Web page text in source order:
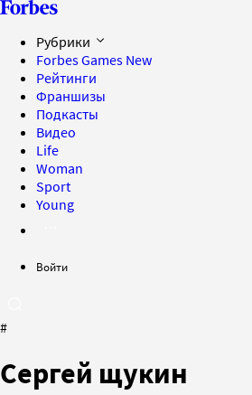
Рубрики
Forbes Games New
Рейтинги
Франшизы
Подкасты
Видео
Life
Woman
Sport
Young
Войти
#
Сергей щукин